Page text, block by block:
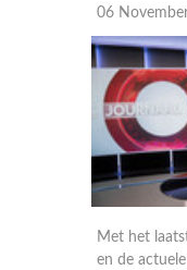
November 2023
het laatste nieuws, de
de actuele